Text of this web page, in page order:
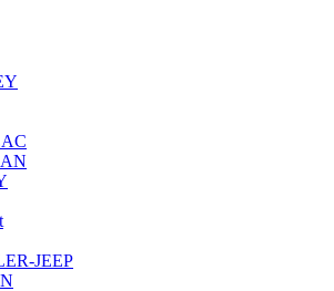
JEEP